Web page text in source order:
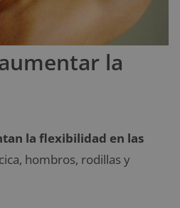
la
la flexibilidad en las
hombros, rodillas y